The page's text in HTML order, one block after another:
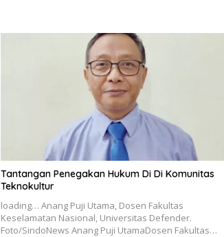
Tantangan Penegakan Hukum Di Di Komunitas
Teknokultur
loading… Anang Puji Utama, Dosen Fakultas
Keselamatan Nasional, Universitas Defender.
Foto/SindoNews Anang Puji UtamaDosen Fakultas…